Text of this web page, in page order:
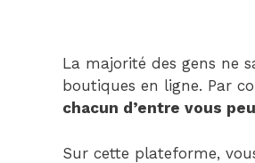
La majorité des gens ne
boutiques en ligne. Par
chacun d’entre vous
Sur cette plateforme,